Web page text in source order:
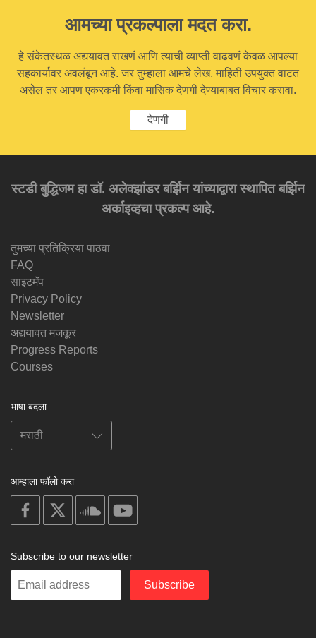
आमच्या प्रकल्पाला मदत करा.
हे संकेतस्थळ अद्ययावत राखणं आणि त्याची व्याप्ती वाढवणं केवळ आपल्या
सहकार्यावर अवलंबून आहे. जर तुम्हाला आमचे लेख, माहिती उपयुक्त वाटत
असेल तर आपण एकरकमी किंवा मासिक देणगी देण्याबाबत विचार करावा.
देणगी
स्टडी बुद्धिजम हा डॉ. अलेक्झांडर बर्झिन यांच्याद्वारा स्थापित बर्झिन
अर्काइव्हचा प्रकल्प आहे.
तुमच्या प्रतिक्रिया पाठवा
FAQ
साइटमॅप
Privacy Policy
Newsletter
अद्ययावत मजकूर
Progress Reports
Courses
भाषा बदला
आम्हाला फॉलो करा
on
facebook
soundcloud
Subscribe to our newsletter
Enter
Subscribe